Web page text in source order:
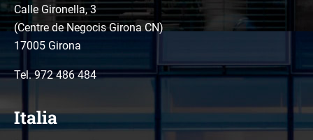
Calle Gironella, 3
(Centre de Negocis Girona CN)
17005 Girona
Tel.972 486 484
Italia